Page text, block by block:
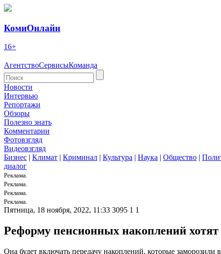
КомиОнлайн
16+
АгентствоСервисыКоманда
Новости
Интервью
Репортажи
Обзоры
Полезно знать
Комментарии
Фотовзгляд
Видеовзгляд
Бизнес | Климат | Криминал | Культура | Наука | Общество |
диалог
Реклама.
Реклама.
Реклама.
Реклама.
Пятница, 18 ноября, 2022, 11:33 3095 1 1
Реформу пенсионных накоплений хотят
Она будет включать передачу накоплений, которые заморозили